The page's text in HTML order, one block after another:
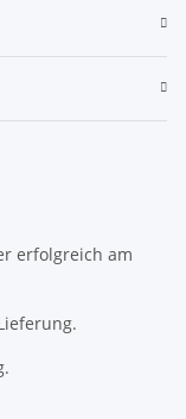
erfolgreich am